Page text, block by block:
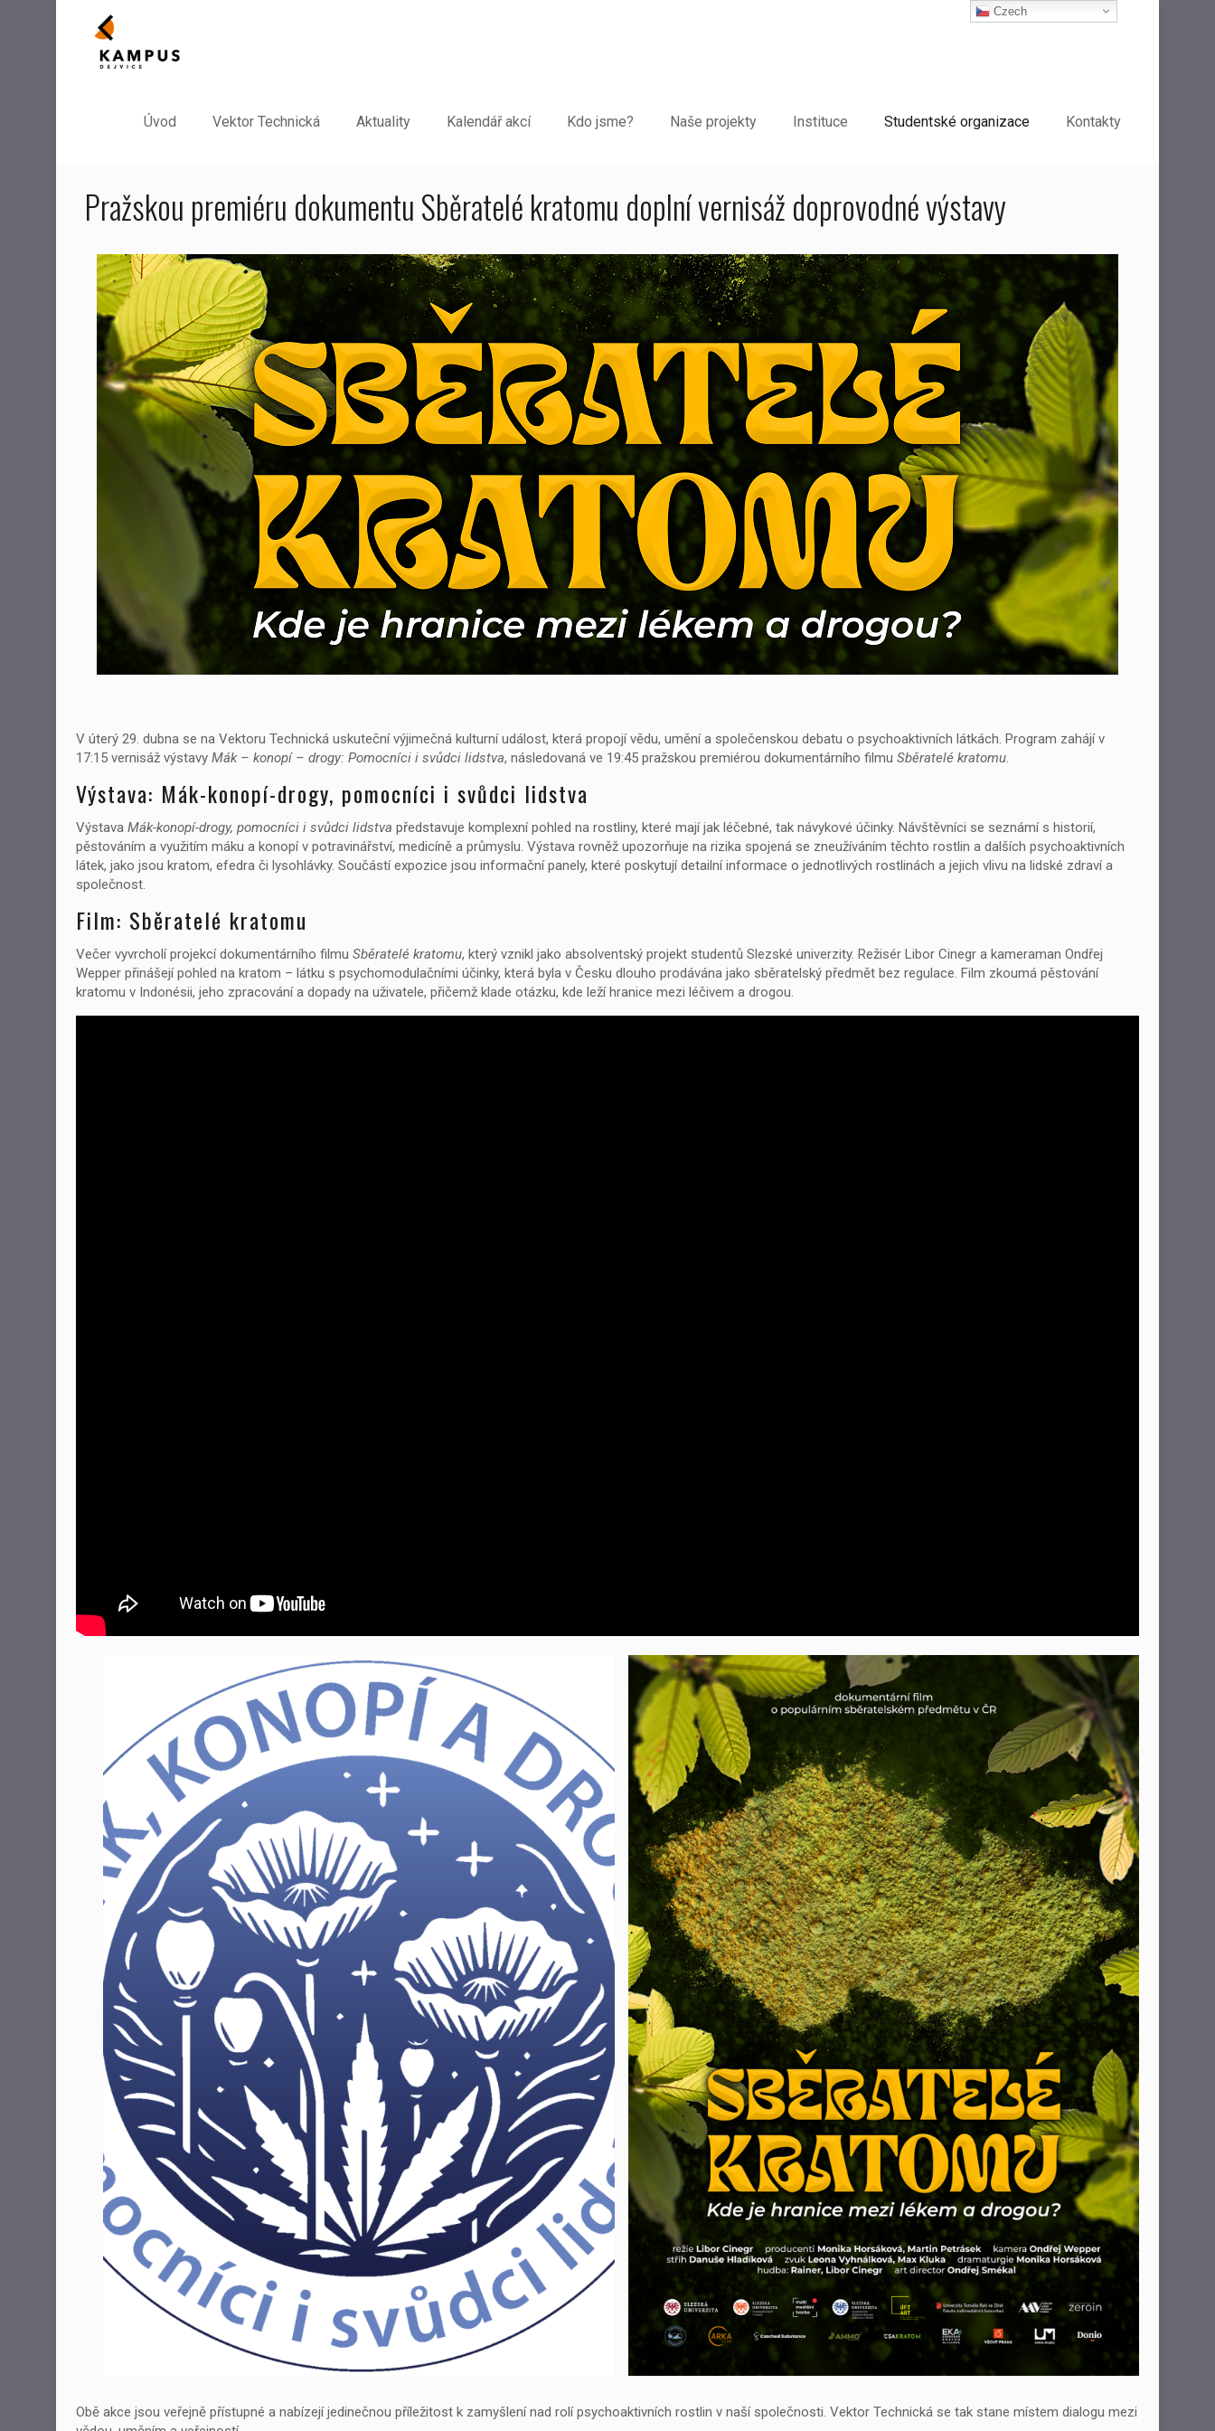
Úvod Vektor Technická Aktuality Kalendář akcí Kdo jsme? Naše projekty Instituce Studentské organizace Kontakty
Pražskou premiéru dokumentu Sběratelé kratomu doplní vernisáž doprovodné výstavy
V úterý 29. dubna se na Vektoru Technická uskuteční výjimečná kulturní událost, která propojí vědu, umění a společenskou debatu o psychoaktivních látkách. Program zahájí v
17:15 vernisáž výstavy Mák – konopí – drogy: Pomocníci i svůdci lidstva, následovaná ve 19:45 pražskou premiérou dokumentárního filmu Sběratelé kratomu.
Výstava: Mák-konopí-drogy, pomocníci i svůdci lidstva
Výstava Mák-konopí-drogy, pomocníci i svůdci lidstva představuje komplexní pohled na rostliny, které mají jak léčebné, tak návykové účinky. Návštěvníci se seznámí s historií,
pěstováním a využitím máku a konopí v potravinářství, medicíně a průmyslu. Výstava rovněž upozorňuje na rizika spojená se zneužíváním těchto rostlin a dalších psychoaktivních
látek, jako jsou kratom, efedra či lysohlávky. Součástí expozice jsou informační panely, které poskytují detailní informace o jednotlivých rostlinách a jejich vlivu na lidské zdraví a
společnost.
Film: Sběratelé kratomu
Večer vyvrcholí projekcí dokumentárního filmu Sběratelé kratomu, který vznikl jako absolventský projekt studentů Slezské univerzity. Režisér Libor Cinegr a kameraman Ondřej
Wepper přinášejí pohled na kratom – látku s psychomodulačními účinky, která byla v Česku dlouho prodávána jako sběratelský předmět bez regulace. Film zkoumá pěstování
kratomu v Indonésii, jeho zpracování a dopady na uživatele, přičemž klade otázku, kde leží hranice mezi léčivem a drogou.
Obě akce jsou veřejně přístupné a nabízejí jedinečnou příležitost k zamyšlení nad rolí psychoaktivních rostlin v naší společnosti. Vektor Technická se tak stane místem dialogu mezi
Czech